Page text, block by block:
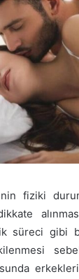
fiziki
süreci gibi